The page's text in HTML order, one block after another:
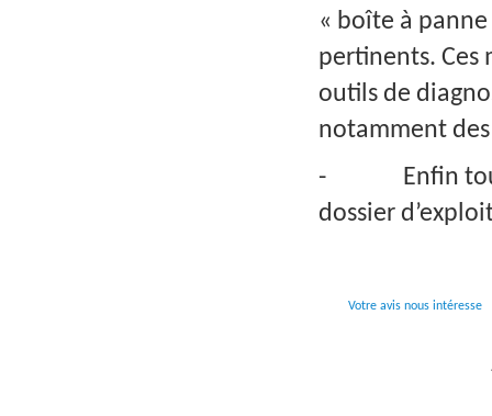
« boîte à
pertinents. Ces
outils de
notamment
- Enfin toutes
dossier
Votre avis nous intéresse